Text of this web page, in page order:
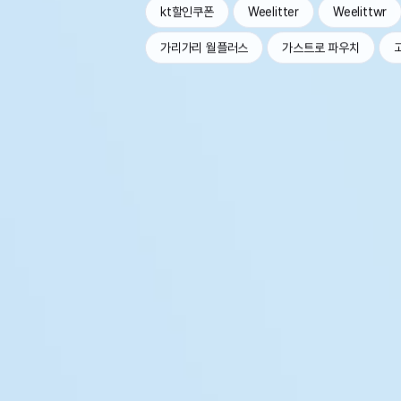
kt할인쿠폰 Weelitter Weelittwr
가리가리 월플러스 가스트로 파우치